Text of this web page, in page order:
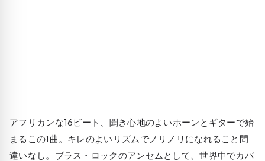
アフリカンな16ビート、聞き心地のよいホーンとギターで始
まるこの1曲。キレのよいリズムでノリノリになれること間
違いなし。ブラス・ロックのアンセムとして、世界中でカバ